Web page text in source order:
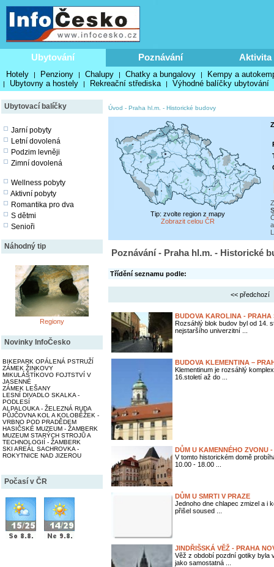
Ubytování Poznávání Aktivita
Hotely | Penziony | Chalupy | Chatky a bungalovy | Kempy a
| Ubytovny a hostely | Rekreační střediska | Výhodné balíčky ubytování
Ubytovací balíčky
Jarní pobyty
Letní dovolená
Podzim levněji
Zimní dovolená
Wellness pobyty
Aktivní pobyty
Romantika pro dva
S dětmi
Senioři
Náhodný tip
Regiony
Novinky InfoČesko
BIKEPARK OPÁLENÁ PSTRUŽÍ
ZÁMEK ŽINKOVY
MIKULÁŠTÍKOVO FOJTSTVÍ V
JASENNÉ
ZÁMEK LEŠANY
LESNÍ DIVADLO SKALKA -
PODLESÍ
ALPALOUKA - ŽELEZNÁ RUDA
PŮJČOVNA KOL A KOLOBĚŽEK -
VRBNO POD PRADĚDEM
HASIČSKÉ MUZEUM - ŽAMBERK
MUZEUM STARÝCH STROJŮ A
TECHNOLOGIÍ - ŽAMBERK
SKI AREÁL SACHROVKA -
ROKYTNICE NAD JIZEROU
Počasí v ČR
Úvod - Praha hl.m. - Historické budovy
Tip: zvolte region z mapy
Zobrazit celou ČR
Poznávání - Praha hl.m. - Historické
Třídění seznamu podle:
<< předchozí
BUDOVA KAROLINA - PRAHA
Rozsáhlý blok budov byl od 14.
nejstaršího univerzitní ...
BUDOVA KLEMENTINA –
Klementinum je rozsáhlý
16.století až do ...
DŮM U KAMENNÉHO ZVONU
V tomto historickém domě
10.00 - 18.00 ...
DŮM U SMRTI V PRAZE
Jednoho dne chlapec zmizel a i
přišel soused ...
JINDŘIŠSKÁ VĚŽ - PRAHA
Věž z období pozdní gotiky byla
jako samostatná ...